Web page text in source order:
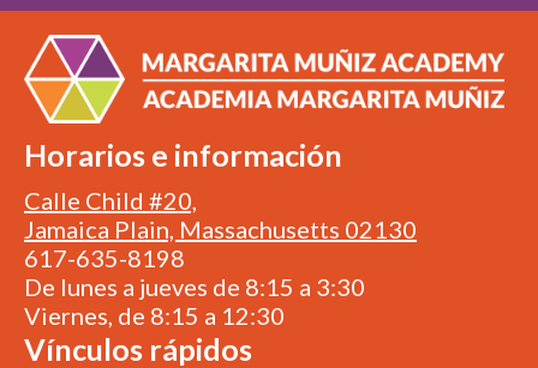
Horarios e información
Calle Child #20,
Jamaica Plain, Massachusetts 02130
617-635-8198
De lunes a jueves de 8:15 a 3:30
Viernes, de 8:15 a 12:30
Vínculos rápidos